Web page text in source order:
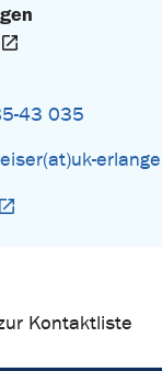
43 035
Kontaktliste